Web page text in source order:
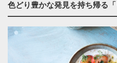
色どり豊かな発見を持ち帰る「